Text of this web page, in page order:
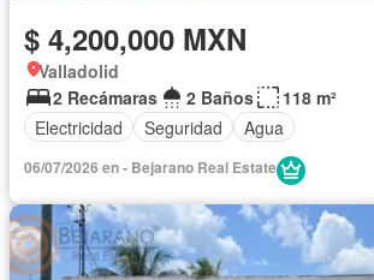
$ 4,200,000 MXN
Valladolid
2 Recámaras
2 Baños
118 m²
Electricidad
Seguridad Agua
06/07/2026 en - Bejarano Real Estate